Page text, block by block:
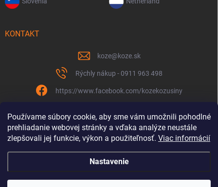
Používame súbory cookie, aby sme vám umožnili pohodlné
prehliadanie webovej stránky a vďaka analýze neustále
zlepšovali jej funkcie, výkon a použiteľnosť. Viac informácií
Nastavenie
KONTAKT
koze@koze.sk
Rýchly nákup - 0911 963 498
https://www.facebook.com/kozekozusiny
Spolu to ťaháme už 9 rokov